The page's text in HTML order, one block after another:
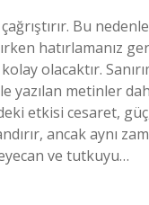
Bu
hatırlamanız
olacaktır.
metinler
etkisi cesaret,
ancak aynı
ve tutkuyu…